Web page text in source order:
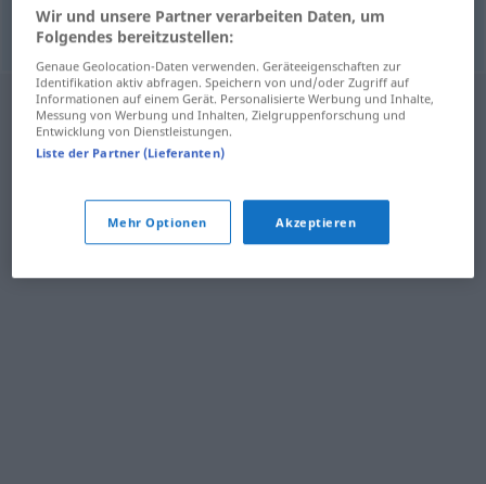
Wir und unsere Partner verarbeiten Daten, um
Folgendes bereitzustellen:
Genaue Geolocation-Daten verwenden. Geräteeigenschaften zur
Identifikation aktiv abfragen. Speichern von und/oder Zugriff auf
Informationen auf einem Gerät. Personalisierte Werbung und Inhalte,
Messung von Werbung und Inhalten, Zielgruppenforschung und
Entwicklung von Dienstleistungen.
Liste der Partner (Lieferanten)
Mehr Optionen Akzeptieren